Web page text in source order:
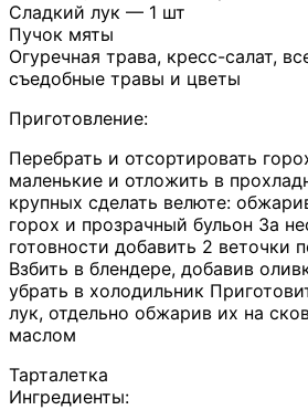
Сладкий лук — 1 шт
Пучок мяты
Огуречная трава, кресс-салат,
съедобные травы и цветы
Приготовление:
Перебрать и отсортировать
маленькие и отложить в
крупных сделать велюте:
горох и прозрачный бульон За
готовности добавить 2 веточки
Взбить в блендере, добавив
убрать в холодильник
лук, отдельно обжарив их на
маслом
Тарталетка
Ингредиенты: